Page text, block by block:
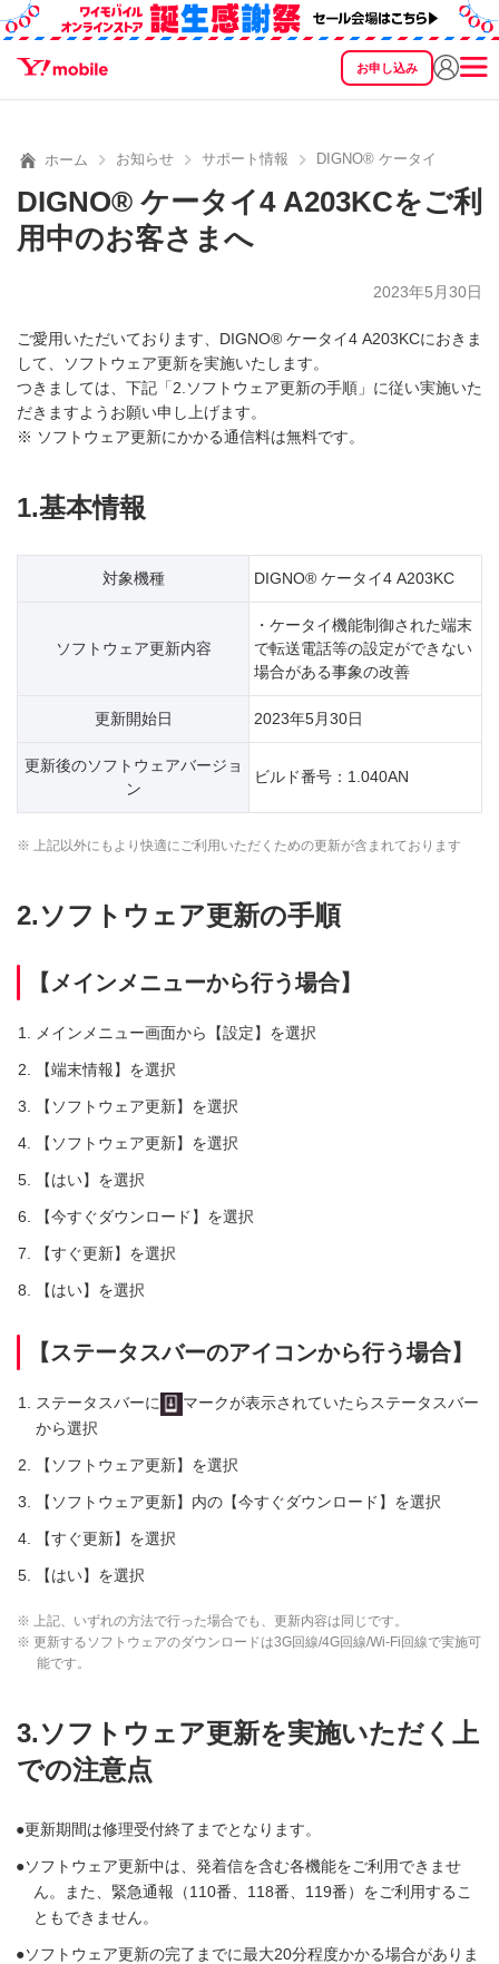
お申し込み
SEARCH
ホーム お知らせ サポート情報 DIGNO® ケータイ4
DIGNO® ケータイ4 A203KCをご利
用中のお客さまへ
2023年5月30日
ご愛用いただいております、DIGNO® ケータイ4 A203KCにおきま
して、ソフトウェア更新を実施いたします。
つきましては、下記「2.ソフトウェア更新の手順」に従い実施いた
だきますようお願い申し上げます。
※ ソフトウェア更新にかかる通信料は無料です。
1.基本情報
対象機種 DIGNO® ケータイ4 A203KC
ソフトウェア更新内容
・ケータイ機能制御された端末
で転送電話等の設定ができない
場合がある事象の改善
更新開始日 2023年5月30日
更新後のソフトウェアバージョ
ン
ビルド番号：1.040AN
※ 上記以外にもより快適にご利用いただくための更新が含まれております
2.ソフトウェア更新の手順
【メインメニューから行う場合】
メインメニュー画面から【設定】を選択
【端末情報】を選択
【ソフトウェア更新】を選択
【ソフトウェア更新】を選択
【はい】を選択
【今すぐダウンロード】を選択
【すぐ更新】を選択
【はい】を選択
【ステータスバーのアイコンから行う場合】
ステータスバーに
マークが表示されていたらステータスバー
から選択
【ソフトウェア更新】を選択
【ソフトウェア更新】内の【今すぐダウンロード】を選択
【すぐ更新】を選択
【はい】を選択
※ 上記、いずれの方法で行った場合でも、更新内容は同じです。
※ 更新するソフトウェアのダウンロードは3G回線/4G回線/Wi-Fi回線で実施可
能です。
3.ソフトウェア更新を実施いただく上
での注意点
更新期間は修理受付終了までとなります。
ソフトウェア更新中は、発着信を含む各機能をご利用できませ
ん。また、緊急通報（110番、118番、119番）をご利用するこ
ともできません。
ソフトウェア更新の完了までに最大20分程度かかる場合がありま